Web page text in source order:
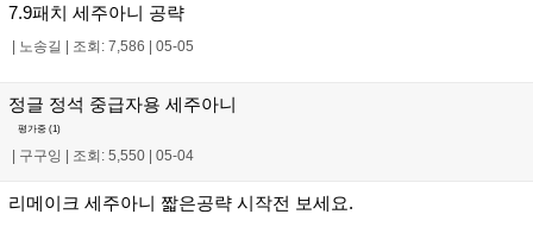
7.9패치 세주아니 공략
노송길 조회: 7,586 05-05
정글 정석 중급자용 세주아니
평가중 (1)
구구잉 조회: 5,550 05-04
리메이크 세주아니 짧은공략 시작전 보세요.